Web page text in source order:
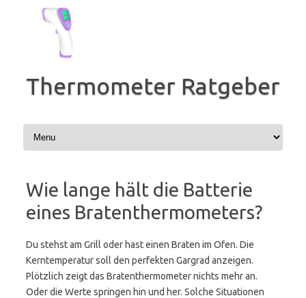
springen
Thermometer Ratgeber
Wie lange hält die Batterie
eines Bratenthermometers?
Du stehst am Grill oder hast einen Braten im Ofen. Die
Kerntemperatur soll den perfekten Gargrad anzeigen.
Plötzlich zeigt das Bratenthermometer nichts mehr an.
Oder die Werte springen hin und her. Solche Situationen